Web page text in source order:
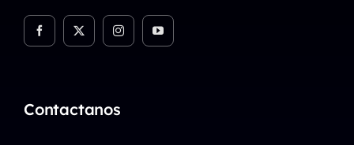
Contactanos